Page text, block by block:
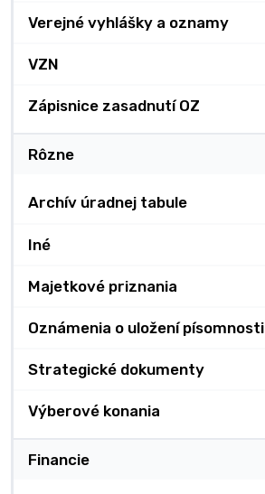
Verejné vyhlášky a oznamy
VZN
Zápisnice zasadnutí OZ
Rôzne
Archív úradnej tabule
Iné
Majetkové priznania
Oznámenia o uložení písomnosti
Strategické dokumenty
Výberové konania
Financie